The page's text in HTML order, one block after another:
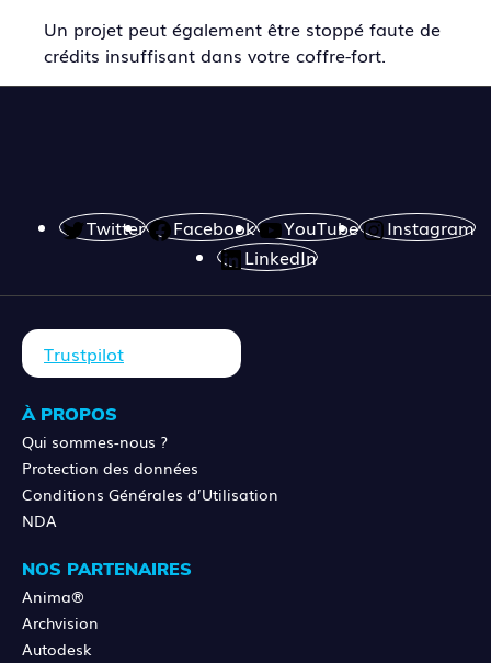
Un projet peut également être stoppé faute de
crédits insuffisant dans votre coffre-fort.
Twitter Facebook YouTube
Instagram
LinkedIn
Trustpilot
À PROPOS
Qui sommes-nous ?
Protection des données
Conditions Générales d’Utilisation
NDA
NOS PARTENAIRES
Anima®
Archvision
Autodesk